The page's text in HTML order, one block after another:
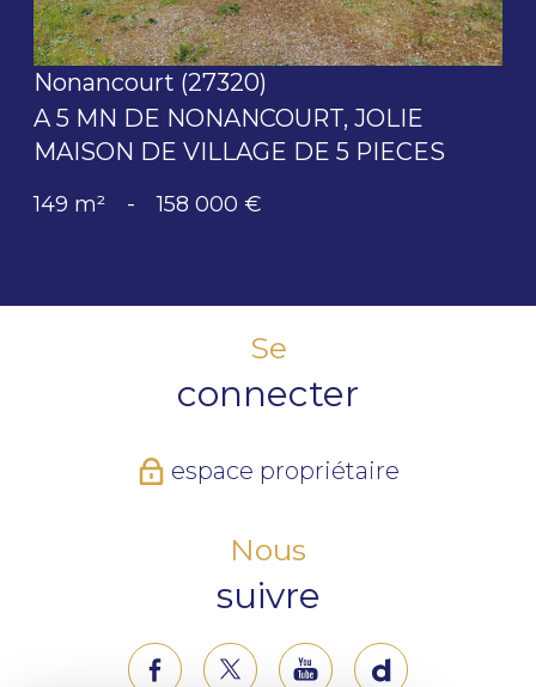
Nonancourt (27320)
A 5 MN DE NONANCOURT, JOLIE
MAISON DE VILLAGE DE 5 PIECES
149 m² - 158 000 €
Se
connecter
espace propriétaire
Nous
suivre